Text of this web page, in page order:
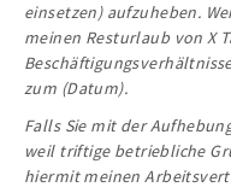
einsetzen) aufzuheben.
meinen Resturlaub von X
zum (Datum).
Falls Sie mit der
weil triftige betriebliche
hiermit meinen